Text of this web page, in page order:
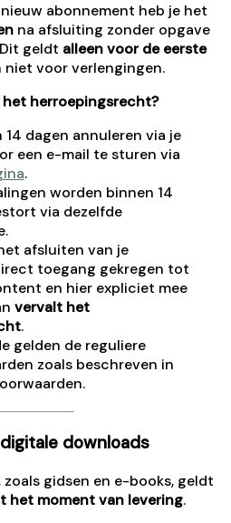
abonnement heb je het
na afsluiting zonder opgave
geldt alleen voor de eerste
voor verlengingen.
het herroepingsrecht?
dagen annuleren via je
een e-mail te sturen via
.
worden binnen 14
via dezelfde
afsluiten van je
toegang gekregen tot
en hier expliciet mee
vervalt het
.
gelden de reguliere
zoals beschreven in
downloads
gidsen en e-books, geldt
het moment van levering.